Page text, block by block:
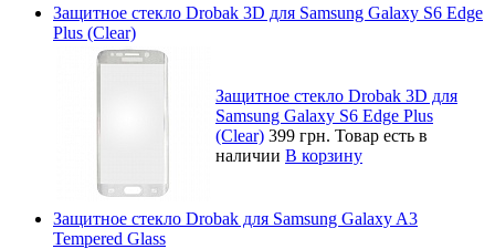
Защитное стекло Drobak 3D для Samsung Galaxy S6 Edge
Plus (Clear)
Защитное стекло Drobak 3D для
Samsung Galaxy S6 Edge Plus
(Clear) 399 грн. Товар есть в
наличии В корзину
Защитное стекло Drobak для Samsung Galaxy A3
Tempered Glass